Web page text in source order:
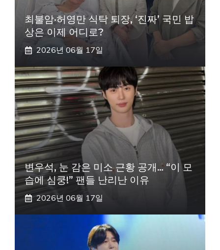
최불암·허영만 식탁 퇴장, ‘진짜’ 국민 밥
상은 이제 어디로?
2026년 06월 17일
변우석, 눈 감은 미소 근황 공개… “이 모
습에 심쿵!” 팬들 난리난 이유
2026년 06월 17일